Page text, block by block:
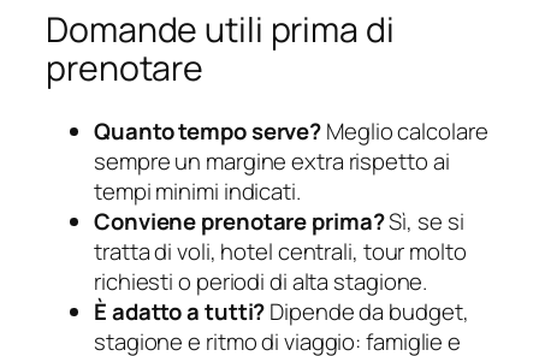
Domande utili prima di
prenotare
Quanto tempo serve?Meglio calcolare
sempre un margine extra rispetto ai
tempi minimi indicati.
Conviene prenotare prima?Sì, se si
tratta di voli, hotel centrali, tour molto
richiesti o periodi di alta stagione.
È adatto a tutti?Dipende da budget,
stagione e ritmo di viaggio: famiglie e